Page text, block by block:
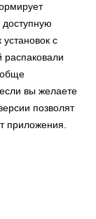
доступную
с
распаковали
вы желаете
позволят
приложения.